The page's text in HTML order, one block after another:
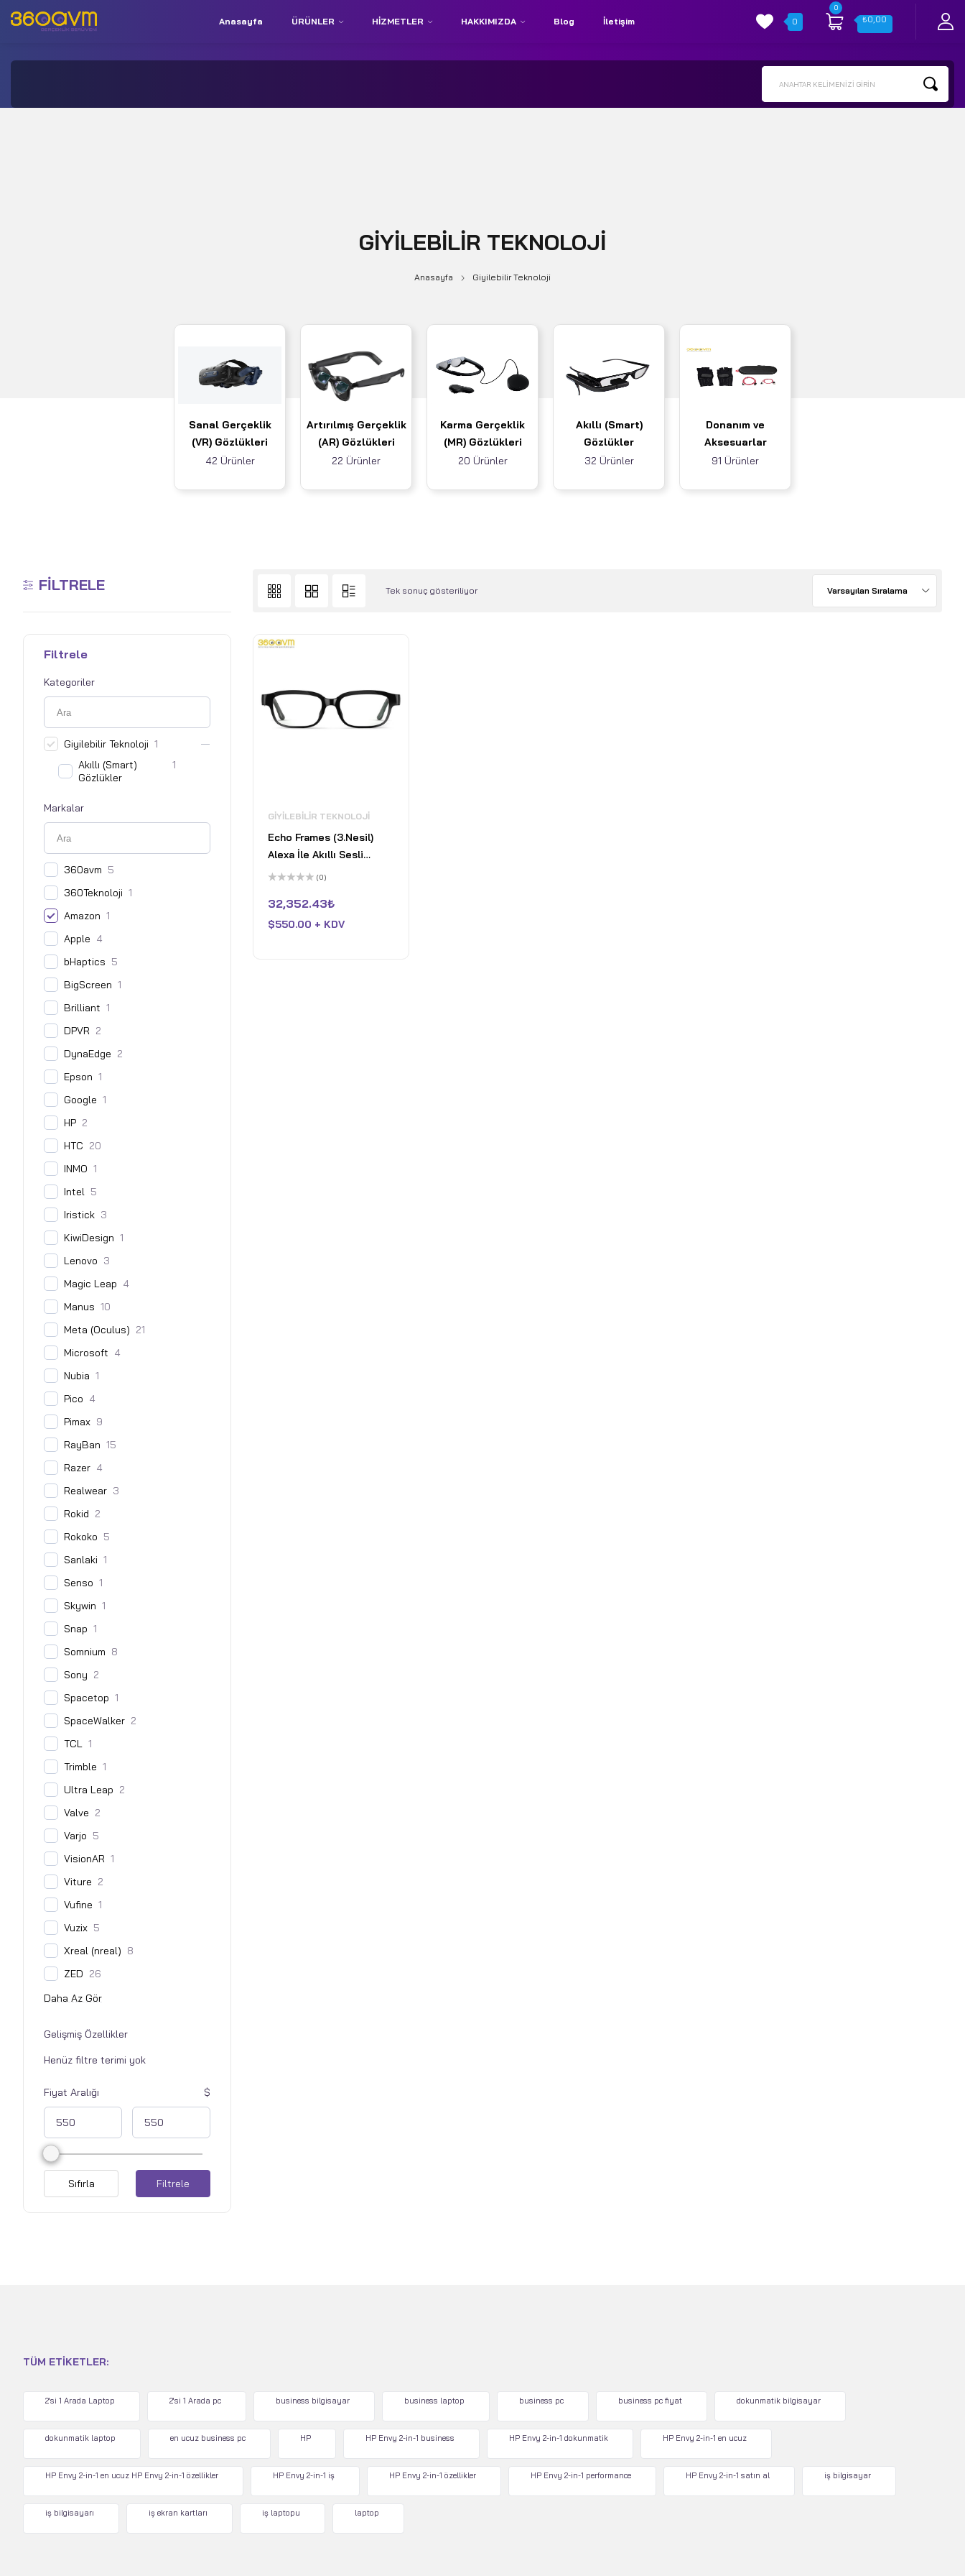
İletişim: +90 850 532 9312
ANAHTAR KELIMENIZI GIRIN
Anasayfa ÜRÜNLER HIZMETLER HAKKIMIZDA Blog İletişim 0
0
₺0,00
GIYILEBILIR TEKNOLOJI
Anasayfa Giyilebilir Teknoloji
Sanal Gerçeklik
(VR) Gözlükleri
42 Ürünler
Artırılmış Gerçeklik
(AR) Gözlükleri
22 Ürünler
Karma Gerçeklik
(MR) Gözlükleri
20 Ürünler
Akıllı (Smart)
Gözlükler
32 Ürünler
Donanım ve
Aksesuarlar
91 Ürünler
FILTRELE
Filtrele
Kategoriler
Giyilebilir Teknoloji 1
Akıllı (Smart)
Gözlükler
1
Markalar
360avm 5
360Teknoloji 1
Amazon 1
Apple 4
bHaptics 5
BigScreen 1
Brilliant 1
DPVR 2
DynaEdge 2
Epson 1
Google 1
HP 2
HTC 20
INMO 1
Intel 5
Iristick 3
KiwiDesign 1
Lenovo 3
Magic Leap 4
Manus 10
Meta (Oculus) 21
Microsoft 4
Nubia 1
Pico 4
Pimax 9
RayBan 15
Razer 4
Realwear 3
Rokid 2
Rokoko 5
Sanlaki 1
Senso 1
Skywin 1
Snap 1
Somnium 8
Sony 2
Spacetop 1
SpaceWalker 2
TCL 1
Trimble 1
Ultra Leap 2
Valve 2
Varjo 5
VisionAR 1
Viture 2
Vufine 1
Vuzix 5
Xreal (nreal) 8
ZED 26
Gelişmiş Özellikler
Fiyat Aralığı
Filtrele
Sıfırla
Tek sonuç gösteriliyor Varsayılan Sıralama
GIYILEBILIR TEKNOLOJI
Echo Frames (3.Nesil)
Alexa İle Akıllı Sesli
Gözlük
üzerinden
0
aldı
(0)
32,352.43₺
$550.00 + KDV
TÜM ETIKETLER:
2'si 1 Arada Laptop 2'si 1 Arada pc business bilgisayar business laptop business pc business pc fiyat dokunmatik bilgisayar
dokunmatik laptop en ucuz business pc HP HP Envy 2-in-1 business HP Envy 2-in-1 dokunmatik HP Envy 2-in-1 en ucuz
HP Envy 2-in-1 en ucuz HP Envy 2-in-1 özellikler HP Envy 2-in-1 iş HP Envy 2-in-1 özellikler HP Envy 2-in-1 performance HP Envy 2-in-1 satın al iş bilgisayar
iş bilgisayarı iş ekran kartları iş laptopu laptop